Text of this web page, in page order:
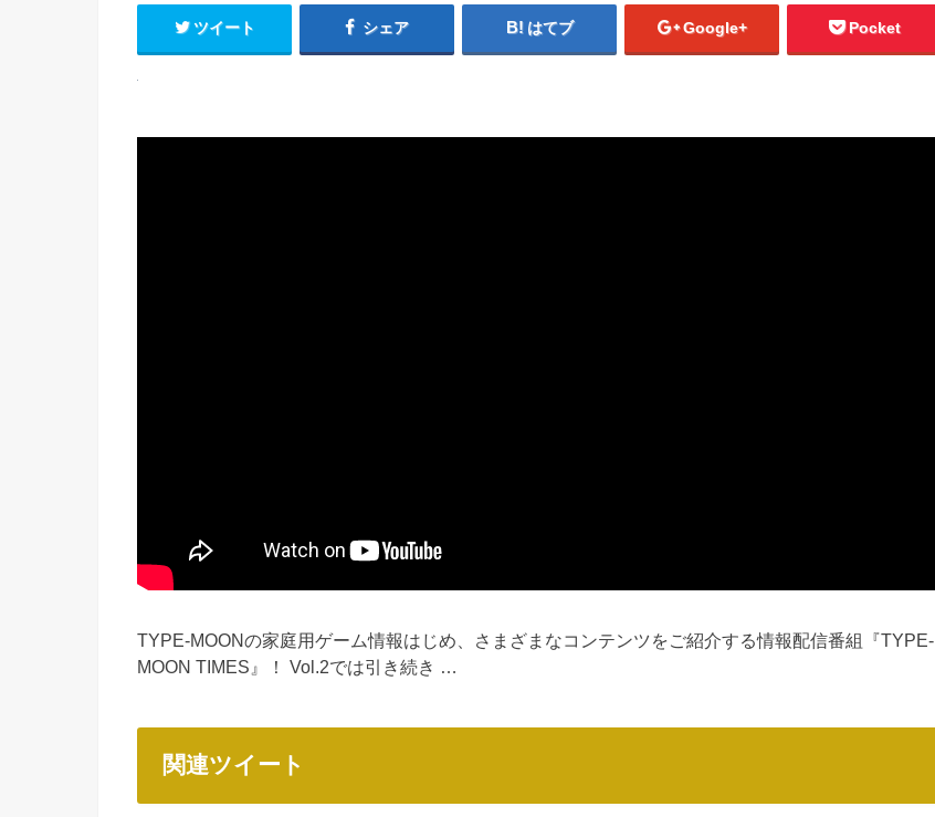
ツイート シェア はてブ Google+ Pocket
TYPE-MOONの家庭用ゲーム情報はじめ、さまざまなコンテンツをご紹介する情報配信番組『TYPE-
MOON TIMES』！ Vol.2では引き続き …
関連ツイート